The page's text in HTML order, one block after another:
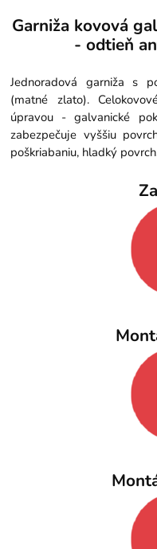
Garniža kovová
- odtieň
Jednoradová garniža s
(matné zlato).
úpravou - galvanické
zabezpečuje vyššiu
poškriabaniu, hladký